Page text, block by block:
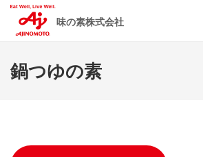
味の素株式会社
鍋つゆの素